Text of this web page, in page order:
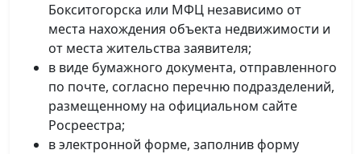
Бокситогорска или МФЦ независимо от
места нахождения объекта недвижимости и
от места жительства заявителя;
в виде бумажного документа, отправленного
по почте, согласно перечню подразделений,
размещенному на официальном сайте
Росреестра;
в электронной форме, заполнив форму